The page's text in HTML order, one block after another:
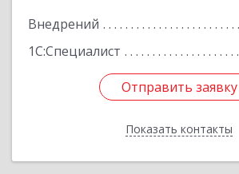
Внедрений
1С:Специалист
Отправить заявку
Показать контакты
Отправить заявку
Назад